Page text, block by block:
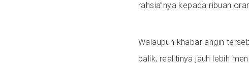
rahsia”nya kepada ribuan
Walaupun khabar angin
balik, realitinya jauh lebih